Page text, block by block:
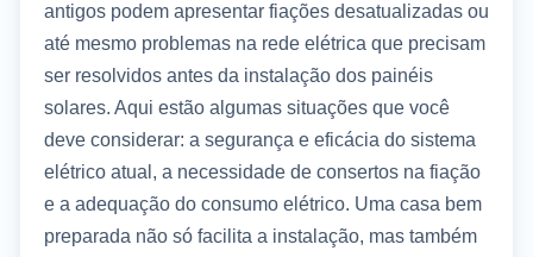
antigos podem apresentar fiações desatualizadas ou
até mesmo problemas na rede elétrica que precisam
ser resolvidos antes da instalação dos painéis
solares. Aqui estão algumas situações que você
deve considerar: a segurança e eficácia do sistema
elétrico atual, a necessidade de consertos na fiação
e a adequação do consumo elétrico. Uma casa bem
preparada não só facilita a instalação, mas também